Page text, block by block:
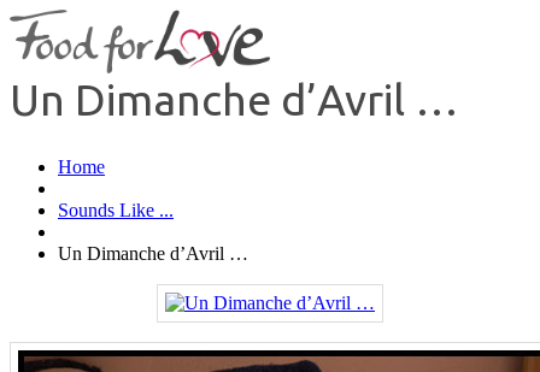
Un Dimanche d’Avril …
Home
Sounds Like ...
Un Dimanche d’Avril …